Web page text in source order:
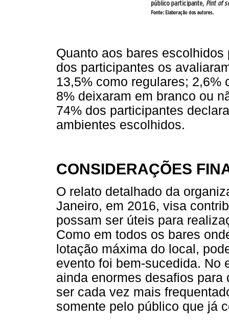
Quanto aos bares
dos participantes os
13,5% como regulares; 2,6%
8% deixaram em branco ou
74% dos participantes
ambientes escolhidos.
CONSIDERAÇÕES
O relato detalhado da
Janeiro, em 2016, visa
possam ser úteis para
Como em todos os bares
lotação máxima do local,
evento foi bem-sucedida. No
ainda enormes desafios
ser cada vez mais
somente pelo público que já